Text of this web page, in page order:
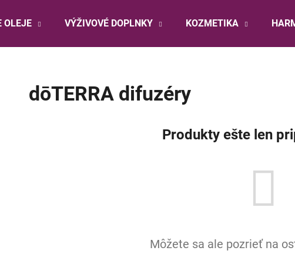
OLEJE VÝŽIVOVÉ DOPLNKY KOZMETIKA
dōTERRA difuzéry
Produkty ešte len
Môžete sa ale pozrieť na